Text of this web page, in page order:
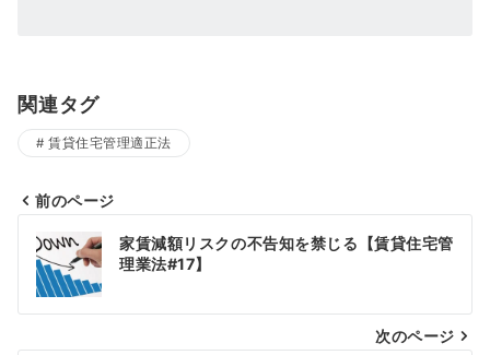
関連タグ
賃貸住宅管理適正法
投
稿
ナ
前のページ
家賃減額リスクの不告知を禁じる【賃貸住宅管
理業法#17】
次のページ